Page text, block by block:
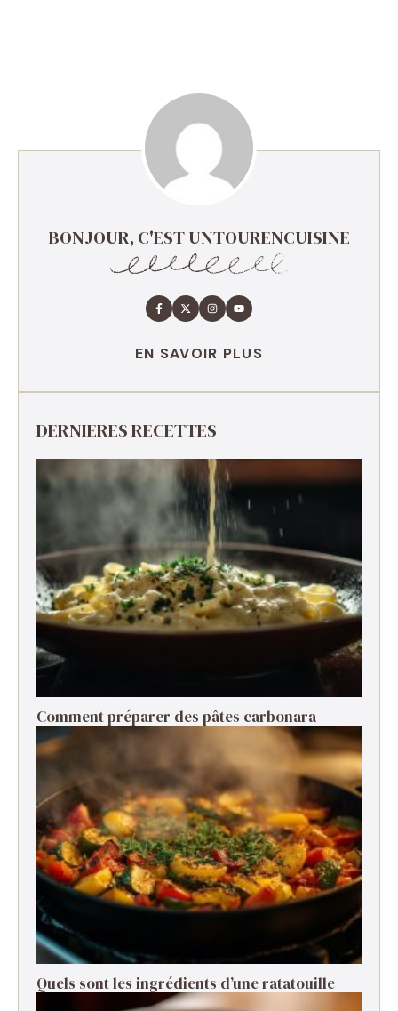
BONJOUR, C'EST UNTOURENCUISINE
EN SAVOIR PLUS
DERNIERES RECETTES
Comment préparer des pâtes carbonara ​
Quels sont les ingrédients d’une ratatouille ​